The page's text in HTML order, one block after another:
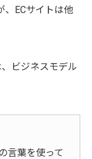
、ECサイトは他
ビジネスモデル
言葉を使って